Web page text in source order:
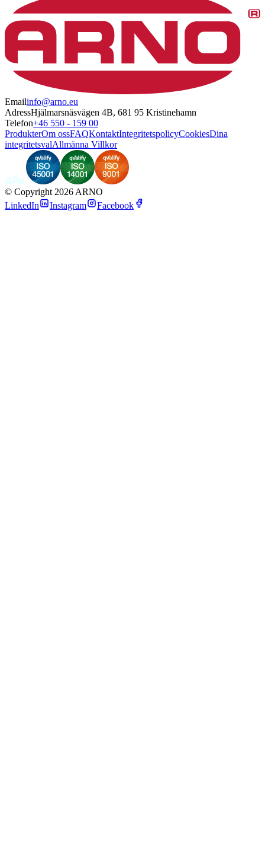
Emailinfo@arno.eu
AdressHjälmarsnäsvägen 4B, 681 95 Kristinehamn
Telefon+46 550 - 159 00
ProdukterOm ossFAQKontaktIntegritetspolicyCookiesDina
integritetsvalAllmänna Villkor
© Copyright 2026 ARNO
LinkedIn
Instagram Facebook